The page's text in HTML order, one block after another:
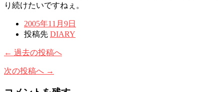
り続けたいですねぇ。
2005年11月9日
投稿先 DIARY
← 過去の投稿へ
次の投稿へ →